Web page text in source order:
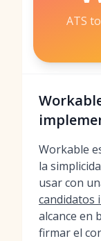
ATS
Workable
la
usar con
candidatos
alcance en
firmar el